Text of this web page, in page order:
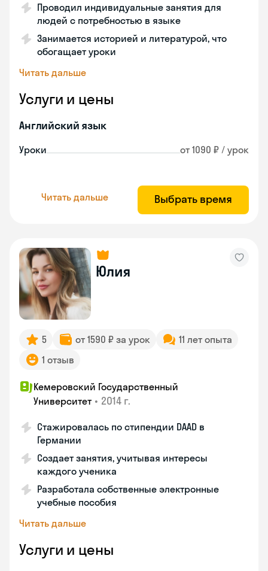
Проводил индивидуальные занятия для
людей с потребностью в языке
Занимается историей и литературой, что
обогащает уроки
Читать дальше
Услуги и цены
Английский язык
Уроки от 1090 ₽ / урок
Читать дальше Выбрать время
Юлия
5 от 1590 ₽ за урок
11 лет опыта
1 отзыв
Кемеровский Государственный
Университет • 2014 г.
Стажировалась по стипендии DAAD в
Германии
Создает занятия, учитывая интересы
каждого ученика
Разработала собственные электронные
учебные пособия
Читать дальше
Услуги и цены